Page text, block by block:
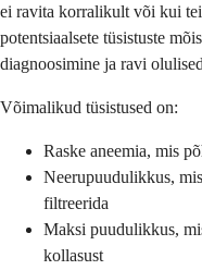
ei ravita korralikult või kui
potentsiaalsete tüsistuste
diagnoosimine ja ravi
Võimalikud tüsistused on:
Raske aneemia, mis
Neerupuudulikkus,
filtreerida
Maksi puudulikkus,
kollasust